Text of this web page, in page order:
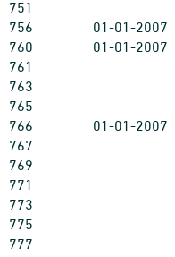
751
756
01-01-2007
760
01-01-2007
761
763
765
766
01-01-2007
767
769
771
773
775
777